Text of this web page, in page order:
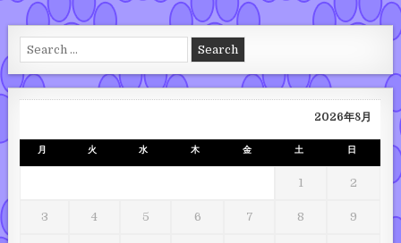
Search for:
2026年8月
月 火 水 木 金 土 日
1 2
3 4 5 6 7 8 9